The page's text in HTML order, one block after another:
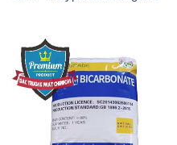
Sodium Bicarbonate – Bicar
NaHCO3 Hunan Trung Quốc